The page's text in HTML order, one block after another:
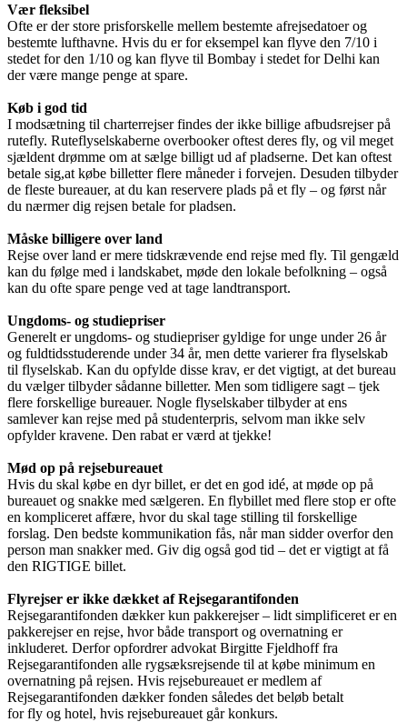
Vær fleksibel
Ofte er der store prisforskelle mellem bestemte afrejsedatoer og
bestemte lufthavne. Hvis du er for eksempel kan flyve den 7/10 i
stedet for den 1/10 og kan flyve til Bombay i stedet for Delhi kan
der være mange penge at spare.
Køb i god tid
I modsætning til charterrejser findes der ikke billige afbudsrejser på
rutefly. Ruteflyselskaberne overbooker oftest deres fly, og vil meget
sjældent drømme om at sælge billigt ud af pladserne. Det kan oftest
betale sig,at købe billetter flere måneder i forvejen. Desuden tilbyder
de fleste bureauer, at du kan reservere plads på et fly – og først når
du nærmer dig rejsen betale for pladsen.
Måske billigere over land
Rejse over land er mere tidskrævende end rejse med fly. Til gengæld
kan du følge med i landskabet, møde den lokale befolkning – også
kan du ofte spare penge ved at tage landtransport.
Ungdoms- og studiepriser
Generelt er ungdoms- og studiepriser gyldige for unge under 26 år
og fuldtidsstuderende under 34 år, men dette varierer fra flyselskab
til flyselskab. Kan du opfylde disse krav, er det vigtigt, at det bureau
du vælger tilbyder sådanne billetter. Men som tidligere sagt – tjek
flere forskellige bureauer. Nogle flyselskaber tilbyder at ens
samlever kan rejse med på studenterpris, selvom man ikke selv
opfylder kravene. Den rabat er værd at tjekke!
Mød op på rejsebureauet
Hvis du skal købe en dyr billet, er det en god idé, at møde op på
bureauet og snakke med sælgeren. En flybillet med flere stop er ofte
en kompliceret affære, hvor du skal tage stilling til forskellige
forslag. Den bedste kommunikation fås, når man sidder overfor den
person man snakker med. Giv dig også god tid – det er vigtigt at få
den RIGTIGE billet.
Flyrejser er ikke dækket af Rejsegarantifonden
Rejsegarantifonden dækker kun pakkerejser – lidt simplificeret er en
pakkerejser en rejse, hvor både transport og overnatning er
inkluderet. Derfor opfordrer advokat Birgitte Fjeldhoff fra
Rejsegarantifonden alle rygsæksrejsende til at købe minimum en
overnatning på rejsen. Hvis rejsebureauet er medlem af
Rejsegarantifonden dækker fonden således det beløb betalt
for fly og hotel, hvis rejsebureauet går konkurs.